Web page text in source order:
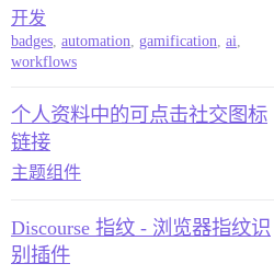
开发
badges, automation, gamification, ai,
workflows
个人资料中的可点击社交图标
链接
主题组件
Discourse 指纹 - 浏览器指纹识
别插件